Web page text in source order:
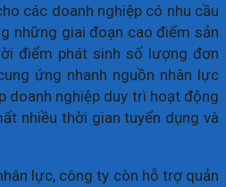
các doanh nghiệp có nhu cầu
những giai đoạn cao điểm sản
điểm phát sinh số lượng đơn
ứng nhanh nguồn nhân lực
doanh nghiệp duy trì hoạt động
nhiều thời gian tuyển dụng và
lực, công ty còn hỗ trợ quản